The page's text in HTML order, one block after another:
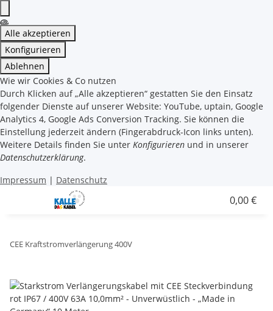
Alle akzeptieren
Konfigurieren
Ablehnen
Wie wir Cookies & Co nutzen
Durch Klicken auf „Alle akzeptieren“ gestatten Sie den Einsatz
folgender Dienste auf unserer Website: YouTube, uptain, Google
Analytics 4, Google Ads Conversion Tracking. Sie können die
Einstellung jederzeit ändern (Fingerabdruck-Icon links unten).
Weitere Details finden Sie unter Konfigurieren und in unserer
Datenschutzerklärung.
Impressum | Datenschutz
0,00 €
CEE Kraftstromverlängerung 400V